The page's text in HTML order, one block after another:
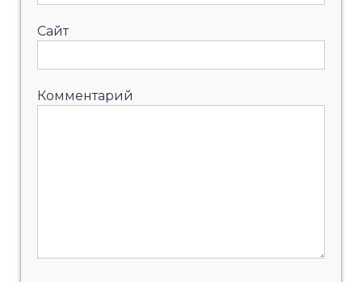
Сайт
Комментарий